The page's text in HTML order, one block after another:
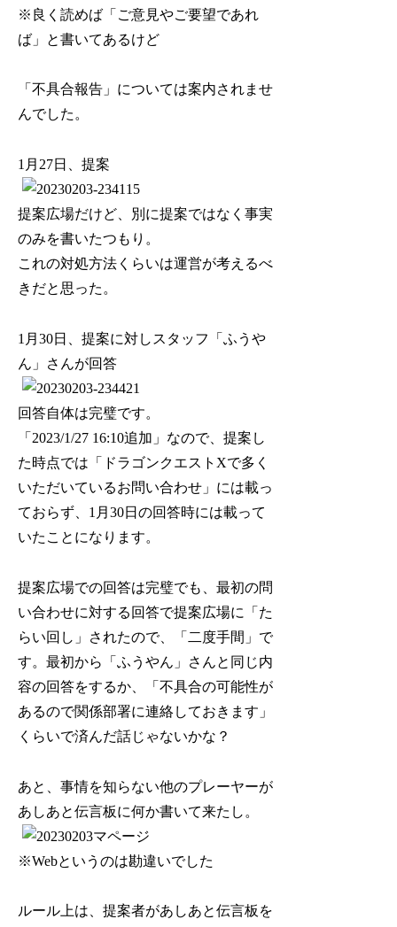
※良く読めば「ご意見やご要望であれ
ば」と書いてあるけど
「不具合報告」については案内されませ
んでした。
1月27日、提案
提案広場だけど、別に提案ではなく事実
のみを書いたつもり。
これの対処方法くらいは運営が考えるべ
きだと思った。
1月30日、提案に対しスタッフ「ふうや
ん」さんが回答
回答自体は完璧です。
「2023/1/27 16:10追加」なので、提案し
た時点では「ドラゴンクエストXで多く
いただいているお問い合わせ」には載っ
ておらず、1月30日の回答時には載って
いたことになります。
提案広場での回答は完璧でも、最初の問
い合わせに対する回答で提案広場に「た
らい回し」されたので、「二度手間」で
す。最初から「ふうやん」さんと同じ内
容の回答をするか、「不具合の可能性が
あるので関係部署に連絡しておきます」
くらいで済んだ話じゃないかな？
あと、事情を知らない他のプレーヤーが
あしあと伝言板に何か書いて来たし。
※Webというのは勘違いでした
ルール上は、提案者があしあと伝言板を